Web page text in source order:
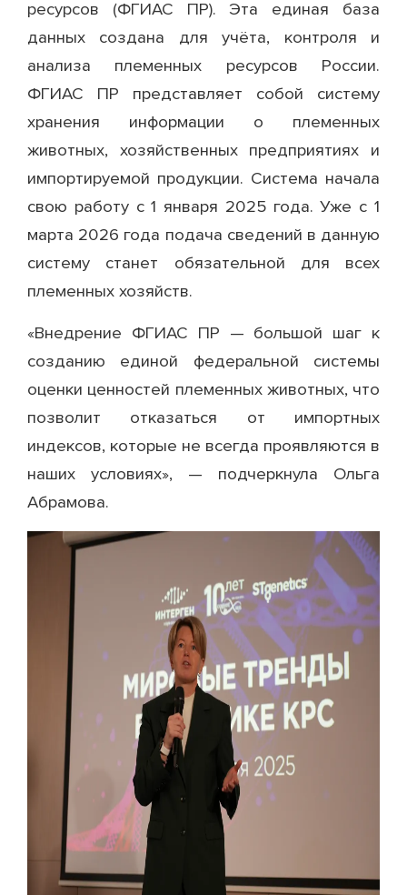
ресурсов (ФГИАС ПР). Эта единая база
данных создана для учёта, контроля и
анализа племенных ресурсов России.
ФГИАС ПР представляет собой систему
хранения информации о племенных
животных, хозяйственных предприятиях и
импортируемой продукции. Система начала
свою работу с 1 января 2025 года. Уже с 1
марта 2026 года подача сведений в данную
систему станет обязательной для всех
племенных хозяйств.
«Внедрение ФГИАС ПР — большой шаг к
созданию единой федеральной системы
оценки ценностей племенных животных, что
позволит отказаться от импортных
индексов, которые не всегда проявляются в
наших условиях», — подчеркнула Ольга
Абрамова.